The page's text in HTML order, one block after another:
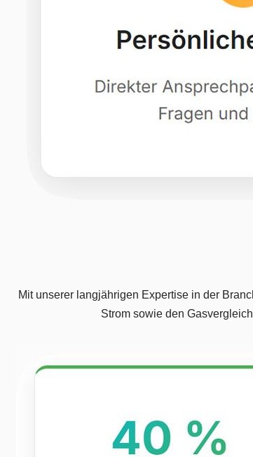
Mit unserer langjährigen Expertise in der
Strom sowie den